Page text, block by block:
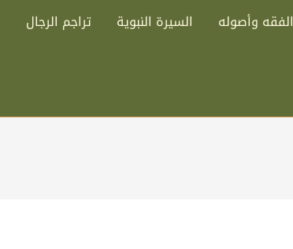
الفقه وأصوله السيرة النبوية تراجم الرجال